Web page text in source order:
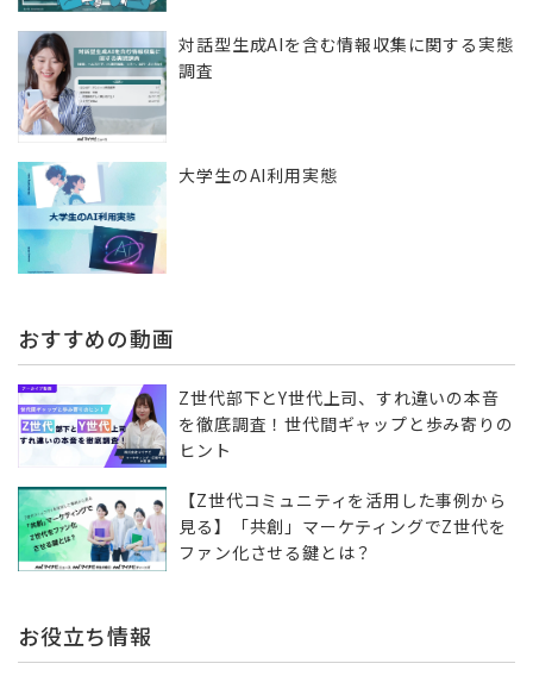
対話型生成AIを含む情報収集に​関する実態
調査
大学生のAI利用実態
おすすめの動画
Z世代部下とY世代上司、すれ違いの本音
を徹底調査！世代間ギャップと歩み寄りの
ヒント
【Z世代コミュニティを活用した事例から
見る】「共創」マーケティングでZ世代を
ファン化させる鍵とは？
お役立ち情報